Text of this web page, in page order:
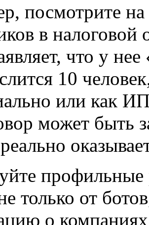
посмотрите
в
что у
10
или как
может быть
только от
о